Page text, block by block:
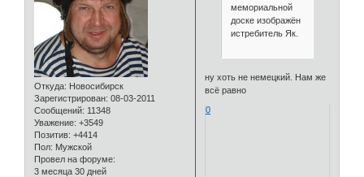
Откуда: Новосибирск
Зарегистрирован: 08-03-2011
Сообщений: 11348
Уважение: +3549
Позитив: +4414
Пол: Мужской
Провел на форуме:
3 месяца 30 дней
мемориальной
доске изображён
истребитель Як.
ну хоть не немецкий. Нам же
всё равно
0